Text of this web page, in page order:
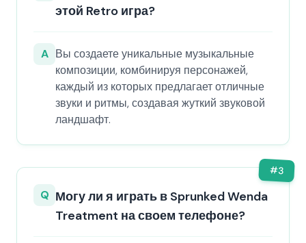
этой Retro игра?
A Вы создаете уникальные музыкальные
композиции, комбинируя персонажей,
каждый из которых предлагает отличные
звуки и ритмы, создавая жуткий звуковой
ландшафт.
#3
Q Могу ли я играть в Sprunked Wenda
Treatment на своем телефоне?